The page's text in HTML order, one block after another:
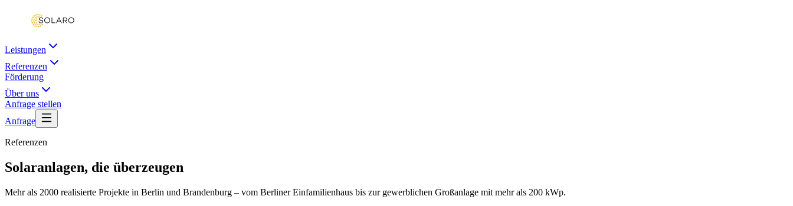
Leistungen
Referenzen
Förderung
Über uns
Anfrage stellen
Anfrage
Referenzen
Solaranlagen, die überzeugen
Mehr als 2000 realisierte Projekte in Berlin und Brandenburg – vom Berliner Einfamilienhaus bis zur gewerblichen Großanlage mit mehr als 200 kWp.